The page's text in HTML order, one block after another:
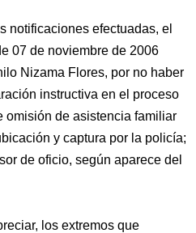
notificaciones efectuadas, el
07 de noviembre de 2006
Nizama Flores, por no haber
instructiva en el proceso
omisión de asistencia familiar
y captura por la policía;
de oficio, según aparece del
los extremos que